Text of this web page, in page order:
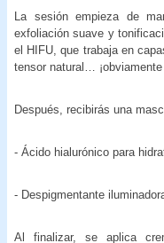
La sesión empieza de
exfoliación suave y
el HIFU, que trabaja en
tensor natural…
Después, recibirás una
- Ácido hialurónico para
- Despigmentante
Al finalizar, se aplica